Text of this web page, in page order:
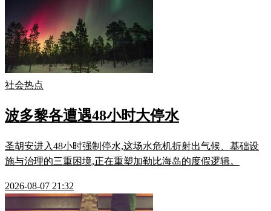
社会热点
波多黎各遭遇48小时大停水
圣胡安进入48小时强制停水,这场水危机折射出气候、基础设
施与治理的三重困境,正在重塑加勒比海岛的度假逻辑。
2026-08-07 21:32